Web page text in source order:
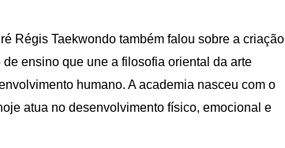
Régis Taekwondo também falou sobre a criação
ensino que une a filosofia oriental da arte
humano. A academia nasceu com o
atua no desenvolvimento físico, emocional e